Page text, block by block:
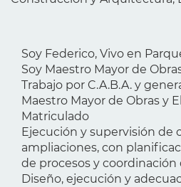
Soy Federico, Vivo en
Soy Maestro Mayor de
Trabajo por C.A.B.A. y
Maestro Mayor de Obras y
Matriculado
Ejecución y supervisión de
ampliaciones, con
de procesos y coordinación
Diseño, ejecución y